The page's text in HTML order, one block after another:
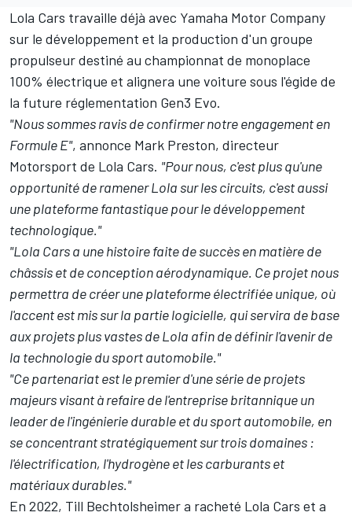
Lola Cars travaille déjà avec Yamaha Motor Company
sur le développement et la production d'un groupe
propulseur destiné au championnat de monoplace
100% électrique et alignera une voiture sous l'égide de
la future réglementation Gen3 Evo.
"Nous sommes ravis de confirmer notre engagement en
Formule E", annonce Mark Preston, directeur
Motorsport de Lola Cars. "Pour nous, c'est plus qu'une
opportunité de ramener Lola sur les circuits, c'est aussi
une plateforme fantastique pour le développement
technologique."
"Lola Cars a une histoire faite de succès en matière de
châssis et de conception aérodynamique. Ce projet nous
permettra de créer une plateforme électrifiée unique, où
l'accent est mis sur la partie logicielle, qui servira de base
aux projets plus vastes de Lola afin de définir l'avenir de
la technologie du sport automobile."
"Ce partenariat est le premier d'une série de projets
majeurs visant à refaire de l'entreprise britannique un
leader de l'ingénierie durable et du sport automobile, en
se concentrant stratégiquement sur trois domaines :
l'électrification, l'hydrogène et les carburants et
matériaux durables."
En 2022, Till Bechtolsheimer a racheté Lola Cars et a